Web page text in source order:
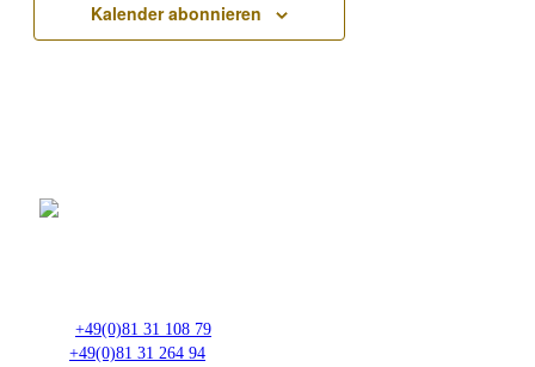
Kalender abonnieren
+49(0)81 31 108 79
+49(0)81 31 264 94